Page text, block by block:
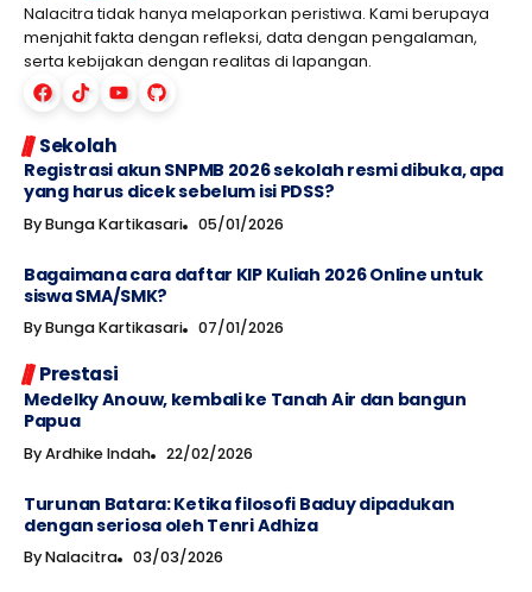
Nalacitra tidak hanya melaporkan peristiwa. Kami berupaya
menjahit fakta dengan refleksi, data dengan pengalaman,
serta kebijakan dengan realitas di lapangan.
Sekolah
Registrasi akun SNPMB 2026 sekolah resmi dibuka, apa
yang harus dicek sebelum isi PDSS?
ByBunga Kartikasari 05/01/2026
Bagaimana cara daftar KIP Kuliah 2026 Online untuk
siswa SMA/SMK?
ByBunga Kartikasari 07/01/2026
Prestasi
Medelky Anouw, kembali ke Tanah Air dan bangun
Papua
ByArdhike Indah 22/02/2026
Turunan Batara: Ketika filosofi Baduy dipadukan
dengan seriosa oleh Tenri Adhiza
ByNalacitra 03/03/2026